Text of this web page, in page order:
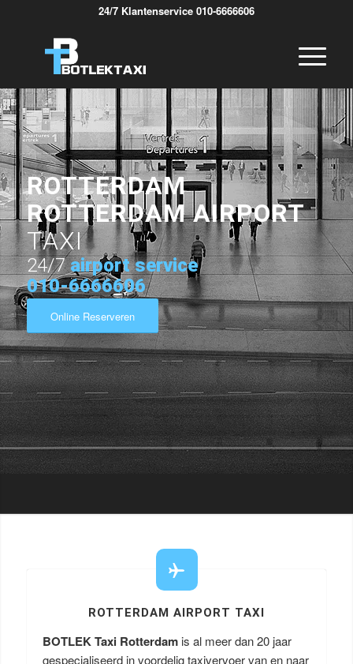
24/7 Klantenservice 010-6666606
ROTTERDAM
ROTTERDAM AIRPORT
TAXI
24/7 airport service
010-6666606
Online Reserveren
ROTTERDAM AIRPORT TAXI
BOTLEK Taxi Rotterdam is al meer dan 20 jaar
gespecialiseerd in voordelig taxivervoer van en naar